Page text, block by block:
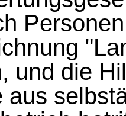
und die
aus